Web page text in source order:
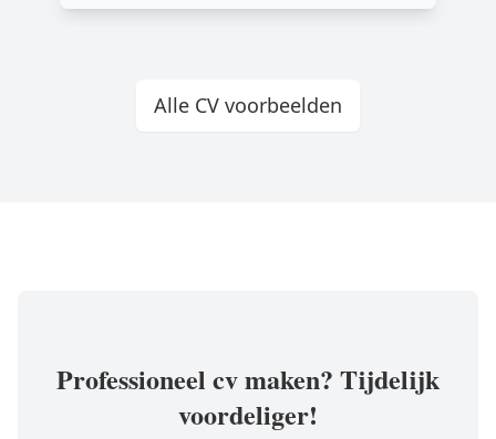
Alle CV voorbeelden
Professioneel cv maken? Tijdelijk
voordeliger!